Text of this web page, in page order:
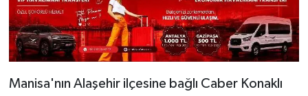
Manisa'nın Alaşehir ilçesine bağlı Caber Konaklı